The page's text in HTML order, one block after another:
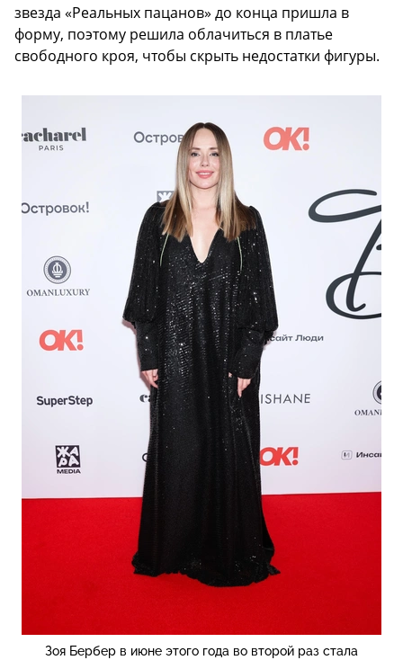
звезда «Реальных пацанов» до конца пришла в
форму, поэтому решила облачиться в платье
свободного кроя, чтобы скрыть недостатки фигуры.
Зоя Бербер в июне этого года во второй раз стала